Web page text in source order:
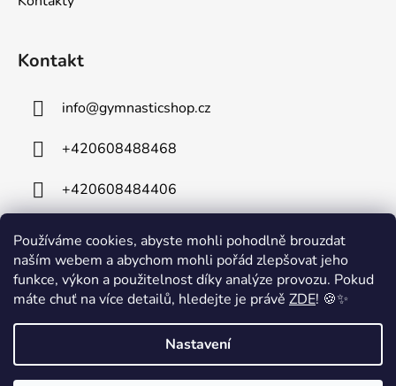
Používáme cookies, abyste mohli pohodlně brouzdat
naším webem a abychom mohli pořád zlepšovat jeho
funkce, výkon a použitelnost díky analýze provozu. Pokud
máte chuť na více detailů, hledejte je právě ZDE! 🍪✨
Nastavení
⚠️ Technické komplikace⚠️ Z důvodu technických problémů je mimo
provoz naše telefonní linka. Na odstranění závady intenzivně
pracujeme a omlouváme se za případné komplikace. V případě
potřeby nás prosím kontaktujte e-mailem na:
Kontakt
info@gymnasticshop.cz
+420608488468
+420608484406